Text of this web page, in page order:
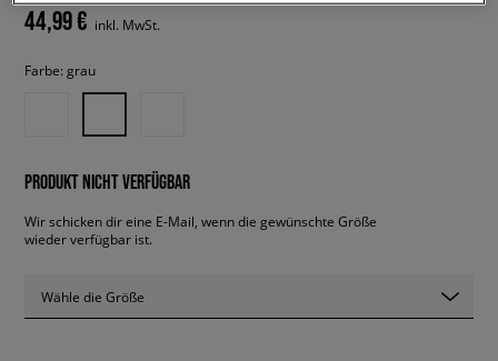
44,99 € inkl. MwSt.
Farbe: grau
PRODUKT NICHT VERFÜGBAR
Wir schicken dir eine E-Mail, wenn die gewünschte Größe
wieder verfügbar ist.
Wähle die Größe